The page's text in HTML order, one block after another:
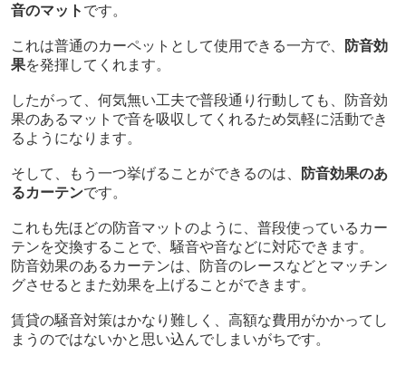
音のマット です。
これは普通のカーペットとして使用できる一方で、
防音効
果を発揮してくれます。
したがって、何気無い工夫で普段通り行動しても、防音効
果のあるマットで音を吸収してくれるため気軽に活動でき
るようになります。
そして、もう一つ挙げることができるのは、
防音効果のあ
るカーテンです。
これも先ほどの防音マットのように、普段使っているカー
テンを交換することで、騒音や音などに対応できます。
防音効果のあるカーテンは、防音のレースなどとマッチン
グさせるとまた効果を上げることができます。
賃貸の騒音対策はかなり難しく、高額な費用がかかってし
まうのではないかと思い込んでしまいがちです。